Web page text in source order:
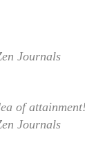
Journals
of attainment!
Journals